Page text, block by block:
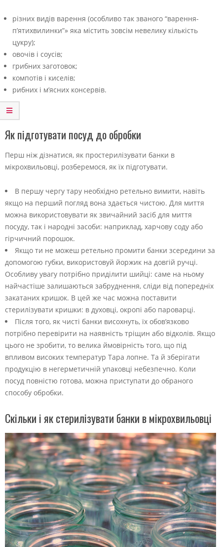
різних видів варення (особливо так званого “варення-
п’ятихвилинки”» яка містить зовсім невелику кількість
цукру);
овочів і соусів;
грибних заготовок;
компотів і киселів;
рибних і м’ясних консервів.
Як підготувати посуд до обробки
Перш ніж дізнатися, як простерилізувати банки в
мікрохвильовці, розберемося, як їх підготувати.
В першу чергу тару необхідно ретельно вимити, навіть
якщо на перший погляд вона здається чистою. Для миття
можна використовувати як звичайний засіб для миття
посуду, так і народні засоби: наприклад, харчову соду або
гірчичний порошок.
Якщо ти не можеш ретельно промити банки зсередини за
допомогою губки, використовуй йоржик на довгій ручці.
Особливу увагу потрібно приділити шийці: саме на ньому
найчастіше залишаються забруднення, сліди від попередніх
закатаних кришок. В цей же час можна поставити
стерилізувати кришки: в духовці, окропі або пароварці.
Після того, як чисті банки висохнуть, їх обов’язково
потрібно перевірити на наявність тріщин або відколів. Якщо
цього не зробити, то велика ймовірність того, що під
впливом високих температур Тара лопне. Та й зберігати
продукцію в негерметичній упаковці небезпечно. Коли
посуд повністю готова, можна приступати до обраного
способу обробки.
Скільки і як стерилізувати банки в мікрохвильовці